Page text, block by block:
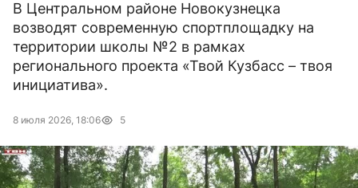
В Центральном районе Новокузнецка
возводят современную спортплощадку на
территории школы №2 в рамках
регионального проекта «Твой Кузбасс – твоя
инициатива».
8 июля 2026, 18:06 5